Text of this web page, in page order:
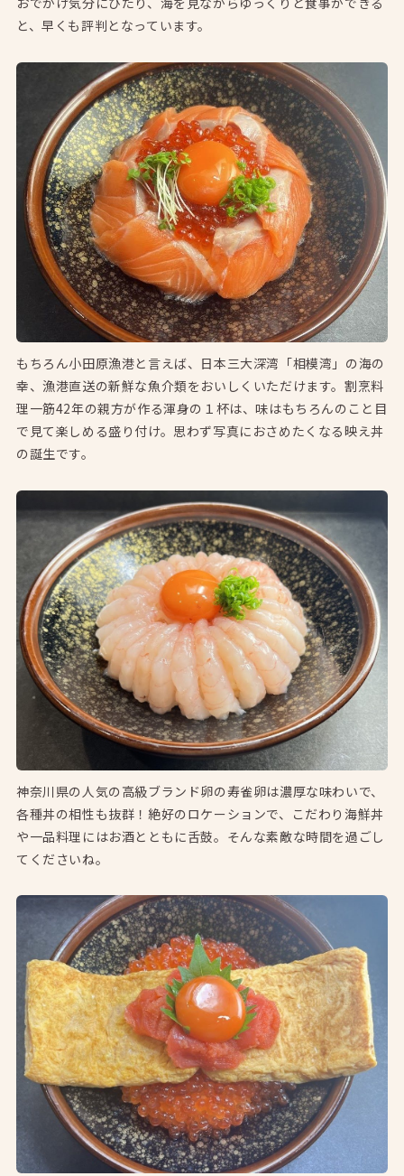
と、早くも評判となっています。
もちろん小田原漁港と言えば、日本三大深湾「相模湾」の海の
幸、漁港直送の新鮮な魚介類をおいしくいただけます。割烹料
理一筋42年の親方が作る渾身の１杯は、味はもちろんのこと目
で見て楽しめる盛り付け。思わず写真におさめたくなる映え丼
の誕生です。
神奈川県の人気の高級ブランド卵の寿雀卵は濃厚な味わいで、
各種丼の相性も抜群！絶好のロケーションで、こだわり海鮮丼
や一品料理にはお酒とともに舌鼓。そんな素敵な時間を過ごし
てくださいね。